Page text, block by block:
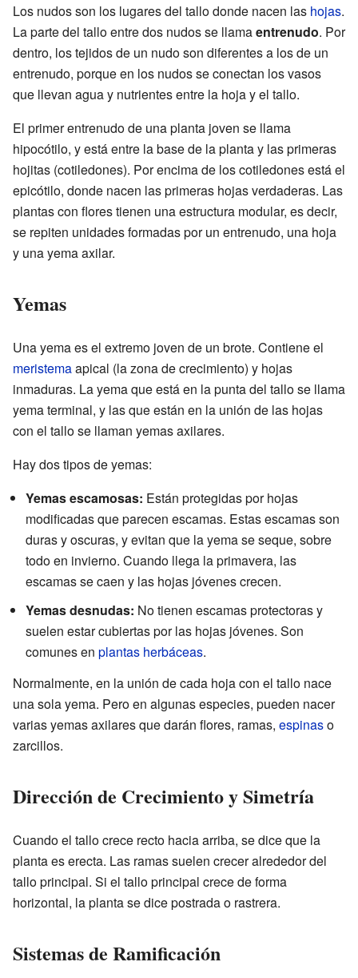
Los nudos son los lugares del tallo donde nacen las hojas.
La parte del tallo entre dos nudos se llamaentrenudo. Por
dentro, los tejidos de un nudo son diferentes a los de un
entrenudo, porque en los nudos se conectan los vasos
que llevan agua y nutrientes entre la hoja y el tallo.
El primer entrenudo de una planta joven se llama
hipocótilo, y está entre la base de la planta y las primeras
hojitas (cotiledones). Por encima de los cotiledones está el
epicótilo, donde nacen las primeras hojas verdaderas. Las
plantas con flores tienen una estructura modular, es decir,
se repiten unidades formadas por un entrenudo, una hoja
y una yema axilar.
Yemas
Una yema es el extremo joven de un brote. Contiene el
meristemaapical (la zona de crecimiento) y hojas
inmaduras. La yema que está en la punta del tallo se llama
yema terminal, y las que están en la unión de las hojas
con el tallo se llaman yemas axilares.
Hay dos tipos de yemas:
Yemas escamosas: Están protegidas por hojas
modificadas que parecen escamas. Estas escamas son
duras y oscuras, y evitan que la yema se seque, sobre
todo en invierno. Cuando llega la primavera, las
escamas se caen y las hojas jóvenes crecen.
Yemas desnudas: No tienen escamas protectoras y
suelen estar cubiertas por las hojas jóvenes. Son
comunes en plantas herbáceas.
Normalmente, en la unión de cada hoja con el tallo nace
una sola yema. Pero en algunas especies, pueden nacer
varias yemas axilares que darán flores, ramas, espinaso
zarcillos.
Dirección de Crecimiento y Simetría
Cuando el tallo crece recto hacia arriba, se dice que la
planta es erecta. Las ramas suelen crecer alrededor del
tallo principal. Si el tallo principal crece de forma
horizontal, la planta se dice postrada o rastrera.
Sistemas de Ramificación